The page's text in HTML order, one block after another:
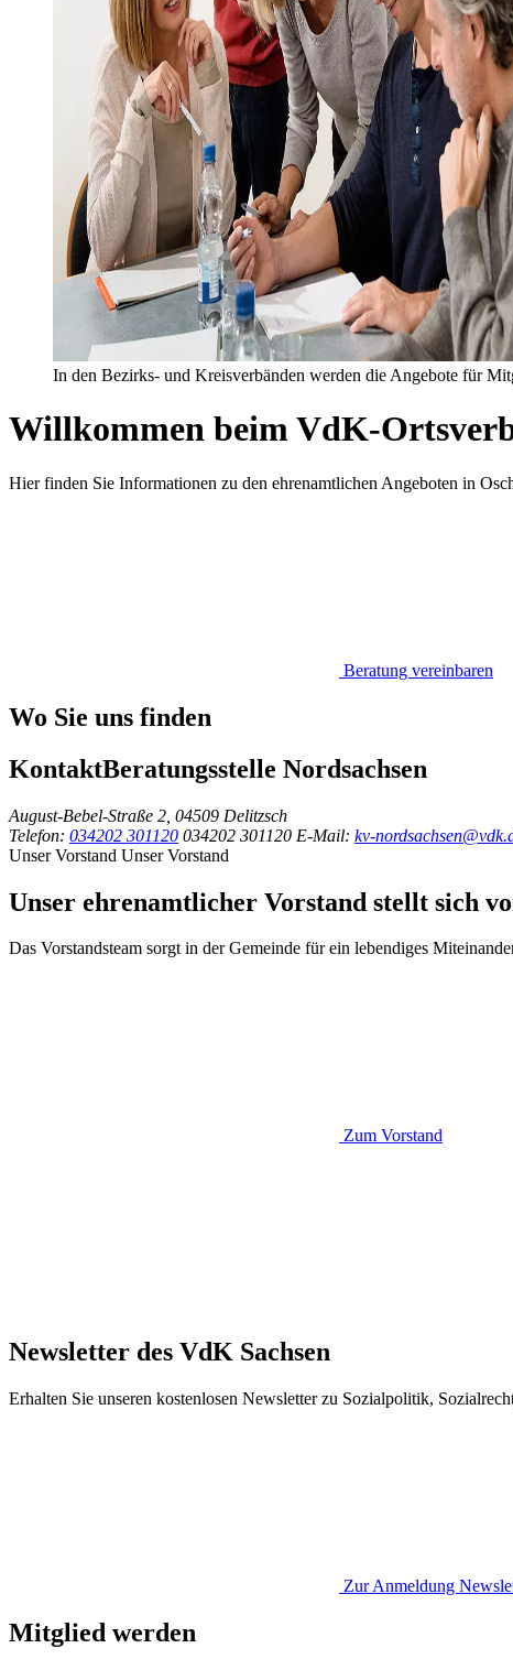
In den Bezirks- und Kreisverbänden werden die Angebote für
Willkommen beim VdK-
Hier finden Sie Informationen zu den ehrenamtlichen Angeboten in
Beratung vereinbaren
Wo Sie uns finden
KontaktBeratungsstelle Nordsachsen
August-Bebel-Straße 2, 04509 Delitzsch
Telefon: 034202 301120 034202 301120 E-Mail: kv-
Unser Vorstand Unser Vorstand
Unser ehrenamtlicher Vorstand stellt sich
Das Vorstandsteam sorgt in der Gemeinde für ein lebendiges
Zum Vorstand
Newsletter des VdK Sachsen
Erhalten Sie unseren kostenlosen Newsletter zu Sozialpolitik,
Zur Anmeldung
Mitglied werden